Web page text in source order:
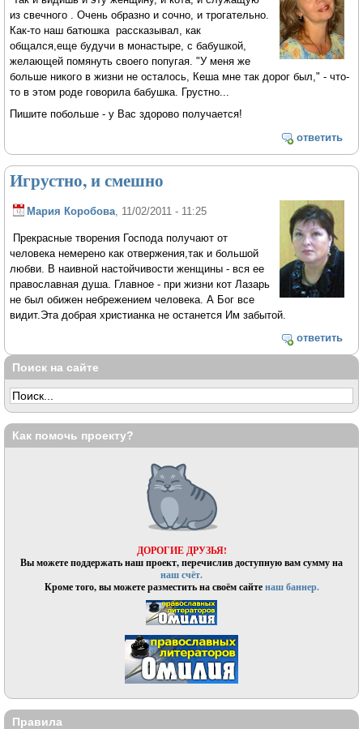
из свечного . Очень образно и сочно, и трогательно.
Как-то наш батюшка рассказывал, как
общался,еще будучи в монастыре, с бабушкой,
желающей помянуть своего попугая. "У меня же
больше никого в жизни не осталось, Кеша мне так дорог был," - что-
то в этом роде говорила бабушка. Грустно...
Пишите побольше - у Вас здорово получается!
ответить
Игрустно, и смешно
Мария Коробова , 11/02/2011 - 11:25
Прекрасные творения Господа получают от
человека немерено как отвержения,так и большой
любви. В наивной настойчивости женщины - вся ее
православная душа. Главное - при жизни кот Лазарь
не был обижен небрежением человека. А Бог все
видит.Эта добрая христианка не останется Им забытой.
ответить
Поиск на сайте
Как помочь проекту?
ДОРОГИЕ ДРУЗЬЯ!
Вы можете поддержать наш проект, перечислив доступную вам сумму на
наш счёт.
Кроме того, вы можете разместить на своём сайтенаш баннер.
Правила